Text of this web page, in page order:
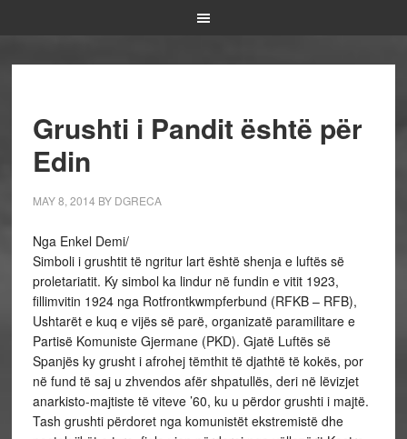
Grushti i Pandit është për
Edin
MAY 8, 2014 BY DGRECA
Nga Enkel Demi/
Simboli i grushtit të ngritur lart është shenja e luftës së
proletariatit. Ky simbol ka lindur në fundin e vitit 1923,
fillimvitin 1924 nga Rotfrontkwmpferbund (RFKB – RFB),
Ushtarët e kuq e vijës së parë, organizatë paramilitare e
Partisë Komuniste Gjermane (PKD). Gjatë Luftës së
Spanjës ky grusht i afrohej tëmthit të djathtë të kokës, por
në fund të saj u zhvendos afër shpatullës, deri në lëvizjet
anarkisto-majtiste të viteve ’60, ku u përdor grushti i majtë.
Tash grushti përdoret nga komunistët ekstremistë dhe